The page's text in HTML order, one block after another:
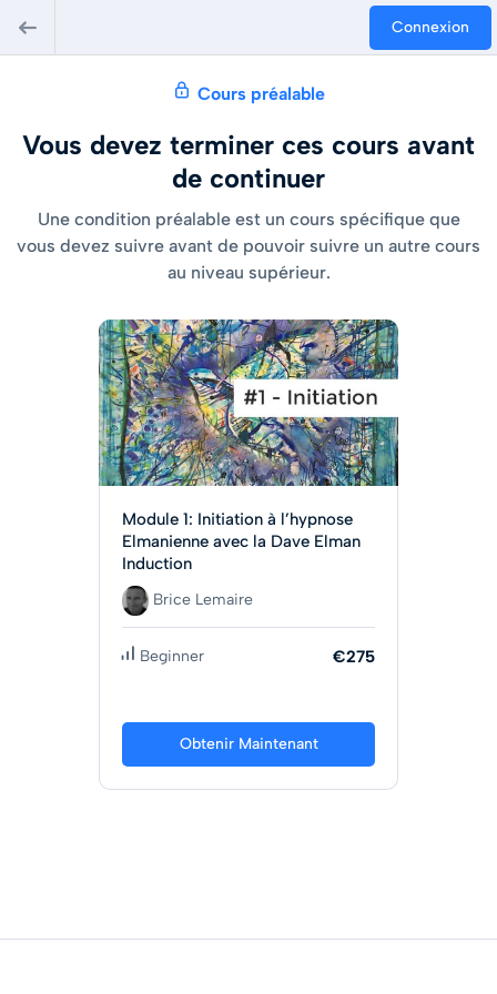
Connexion
Cours préalable
Vous devez terminer ces cours avant
de continuer
Une condition préalable est un cours spécifique que
vous devez suivre avant de pouvoir suivre un autre cours
au niveau supérieur.
Module 1: Initiation à l’hypnose
Elmanienne avec la Dave Elman
Induction
Brice Lemaire
Beginner €275
Obtenir Maintenant